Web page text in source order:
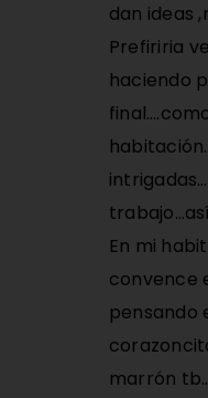
dan ideas
Prefiriria
haciendo
En mi
convence
pensando
marrón